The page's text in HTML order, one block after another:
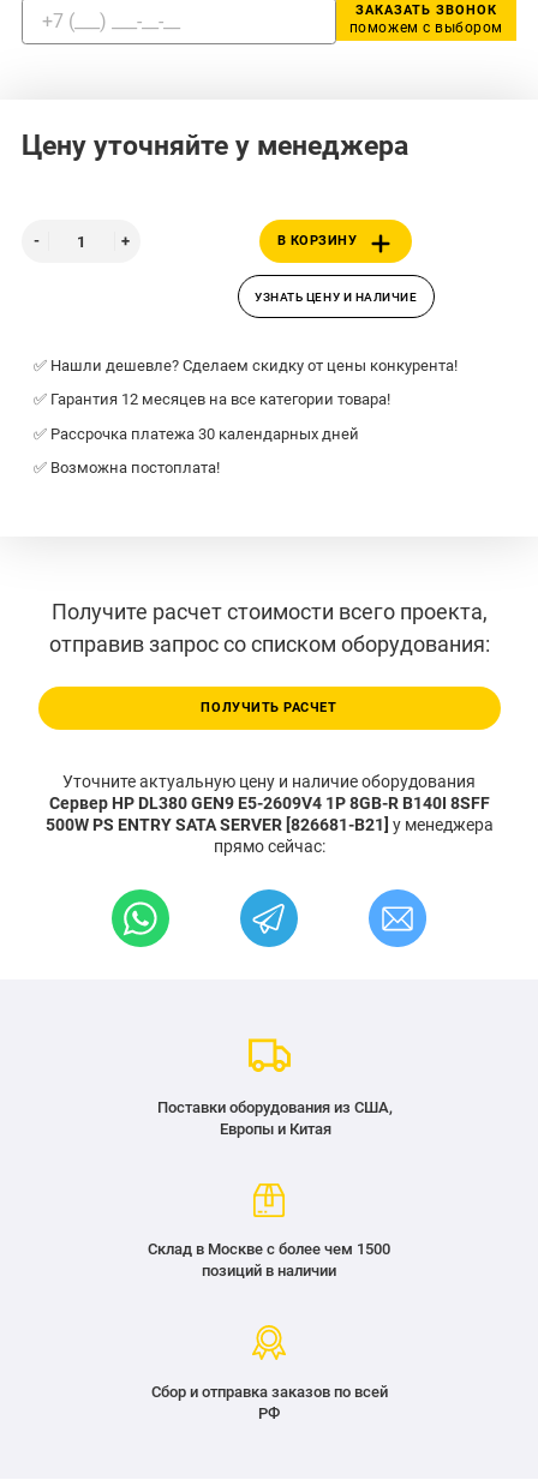
ЗАКАЗАТЬ ЗВОНОК
поможем с выбором
Цену уточняйте у менеджера
В КОРЗИНУ
УЗНАТЬ ЦЕНУ И НАЛИЧИЕ
✅ Нашли дешевле? Сделаем скидку от цены конкурента!
✅ Гарантия 12 месяцев на все категории товара!
✅ Рассрочка платежа 30 календарных дней
✅ Возможна постоплата!
Получите расчет стоимости всего проекта,
отправив запрос со списком оборудования:
ПОЛУЧИТЬ РАСЧЕТ
Уточните актуальную цену и наличие оборудования
Сервер HP DL380 GEN9 E5-2609V4 1P 8GB-R B140I 8SFF
500W PS ENTRY SATA SERVER [826681-B21] у менеджера
прямо сейчас:
Поставки оборудования из США,
Европы и Китая
Склад в Москве с более чем 1500
позиций в наличии
Сбор и отправка заказов по всей
РФ